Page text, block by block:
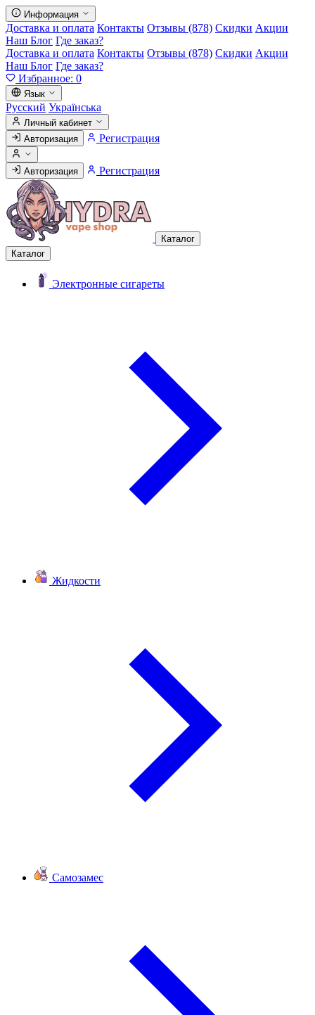
Информация
Доставка и оплата Контакты Отзывы (878) Скидки Акции
Наш Блог Где заказ?
Доставка и оплата Контакты Отзывы (878) Скидки Акции
Наш Блог Где заказ?
Избранное: 0
Язык
Русский Українська
Личный кабинет
Авторизация
Регистрация
Авторизация Регистрация
Каталог
Каталог
Электронные сигареты
Жидкости
Самозамес